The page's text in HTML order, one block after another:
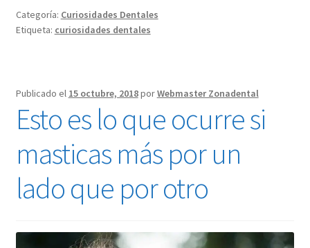
Categoría: Curiosidades Dentales
Etiqueta: curiosidades dentales
Publicado el 15 octubre, 2018porWebmaster Zonadental
Esto es lo que ocurre si
masticas más por un
lado que por otro